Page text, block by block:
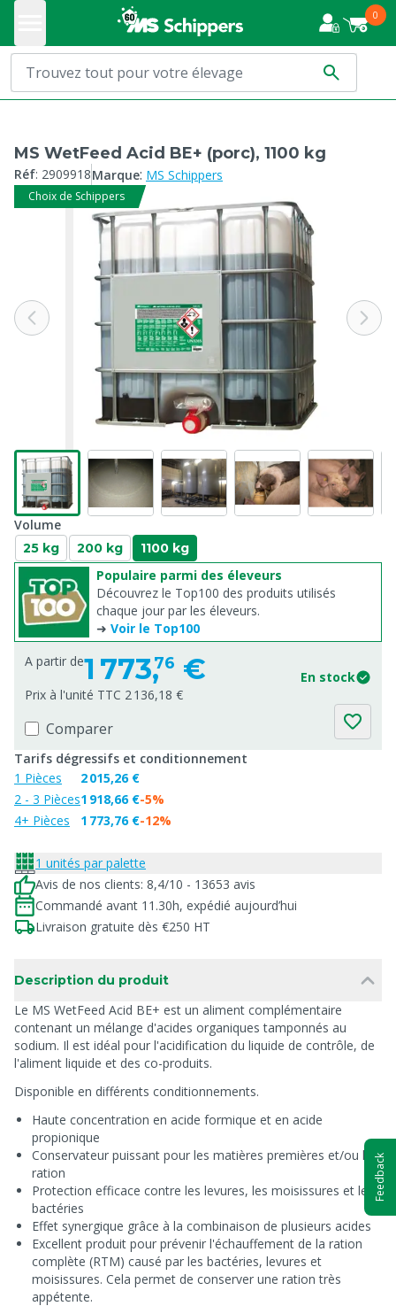
0
MS WetFeed Acid BE+ (porc), 1100 kg
Réf: 2909918Marque: MS Schippers
Choix de Schippers
Volume
25 kg 200 kg 1100 kg
Populaire parmi des éleveurs
Découvrez le Top100 des produits utilisés
chaque jour par les éleveurs.
➜ Voir le Top100
A partir de1 773,76 €
En stock
Prix à l'unité TTC 2 136,18 €
Comparer
Tarifs dégressifs et conditionnement
1 Pièces
2 - 3 Pièces
4+ Pièces
2 015,26 €
1 918,66 €
1 773,76 €
-5%
-12%
1 unités par palette
Avis de nos clients: 8,4/10 - 13653 avis
Commandé avant 11.30h, expédié aujourd’hui
Livraison gratuite dès €250 HT
Description du produit
Le MS WetFeed Acid BE+ est un aliment complémentaire
contenant un mélange d'acides organiques tamponnés au
sodium. Il est idéal pour l'acidification du liquide de contrôle, de
l'aliment liquide et des co-produits.
Disponible en différents conditionnements.
Haute concentration en acide formique et en acide
propionique
Conservateur puissant pour les matières premières et/ou la
ration
Protection efficace contre les levures, les moisissures et les
bactéries
Effet synergique grâce à la combinaison de plusieurs acides
Excellent produit pour prévenir l'échauffement de la ration
complète (RTM) causé par les bactéries, levures et
moisissures. Cela permet de conserver une ration très
appétente.
Feedback